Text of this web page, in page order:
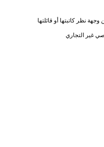
نظر كاتبتها أو قائلتها
غير التجاري